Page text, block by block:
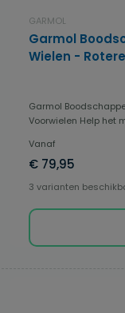
GARMOL
Garmol
Wielen -
Garmol
Voorwielen Help het
Vanaf
€ 79,95
3 varianten